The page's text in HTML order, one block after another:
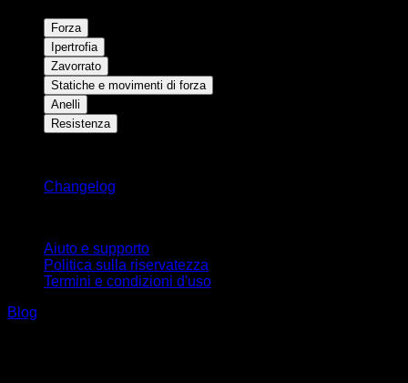
Forza
Ipertrofia
Zavorrato
Statiche e movimenti di forza
Anelli
Resistenza
Changelog
Aiuto e supporto
Politica sulla riservatezza
Termini e condizioni d'uso
Blog